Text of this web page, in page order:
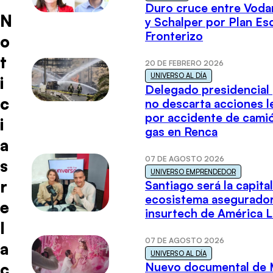
N
o
t
i
c
i
a
s
r
e
l
a
Duro cruce entre
y Schalper por Plan
Fronterizo
20 DE FEBRERO 2026
UNIVERSO AL DÍA
Delegado presidencial
no descarta acciones
por accidente de
gas en Renca
07 DE AGOSTO 2026
UNIVERSO EMPRENDEDOR
Santiago será la
ecosistema
insurtech de América
07 DE AGOSTO 2026
UNIVERSO AL DÍA
Nuevo documental de